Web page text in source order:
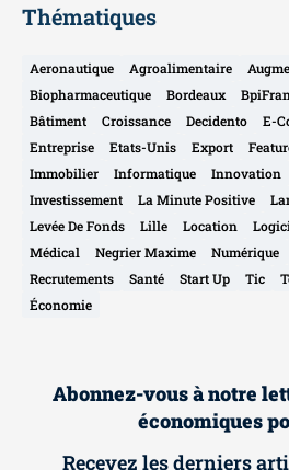
Thématiques
Aeronautique Agroalimentaire
Biopharmaceutique
Bordeaux
Bâtiment
Croissance Decidento E-
Entreprise
Etats-Unis Export
Immobilier
Informatique Innovation
Investissement
La Minute Positive
Levée De Fonds
Lille Location
Médical
Negrier Maxime Numérique
Recrutements
Santé Start Up Tic
Économie
Abonnez-vous à notre
économiques
Recevez les derniers